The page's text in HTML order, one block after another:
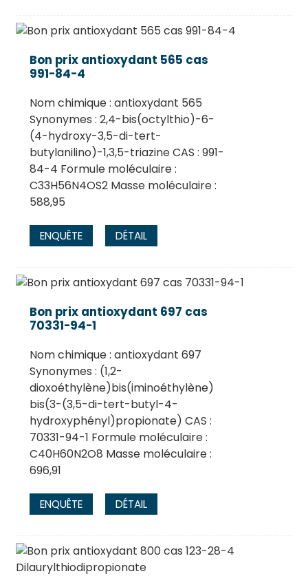
Bon prix antioxydant 565 cas
991-84-4
Nom chimique : antioxydant 565
Synonymes : 2,4-bis(octylthio)-6-
(4-hydroxy-3,5-di-tert-
butylanilino)-1,3,5-triazine CAS : 991-
84-4 Formule moléculaire :
C33H56N4OS2 Masse moléculaire :
588,95
ENQUÊTE DÉTAIL
Bon prix antioxydant 697 cas
70331-94-1
Nom chimique : antioxydant 697
Synonymes : (1,2-
dioxoéthylène)bis(iminoéthylène)
bis(3-(3,5-di-tert-butyl-4-
hydroxyphényl)propionate) CAS :
70331-94-1 Formule moléculaire :
C40H60N2O8 Masse moléculaire :
696,91
ENQUÊTE DÉTAIL